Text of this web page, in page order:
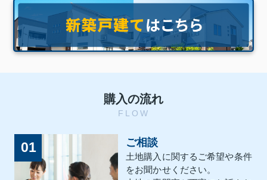
購入の流れ
FLOW
01 ご相談
土地購入に関するご希望や条件
をお聞かせください。